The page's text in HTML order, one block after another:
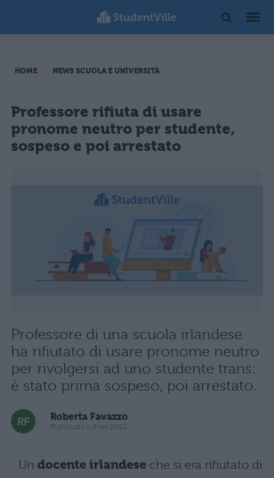
HOME NEWS SCUOLA E UNIVERSITÀ
Professore rifiuta di usare
pronome neutro per studente,
sospeso e poi arrestato
Professore di una scuola irlandese
ha rifiutato di usare pronome neutro
per rivolgersi ad uno studente trans:
è stato prima sospeso, poi arrestato.
Roberta Favazzo
Pubblicato il 9 set 2022
Un docente irlandese che si era rifiutato di